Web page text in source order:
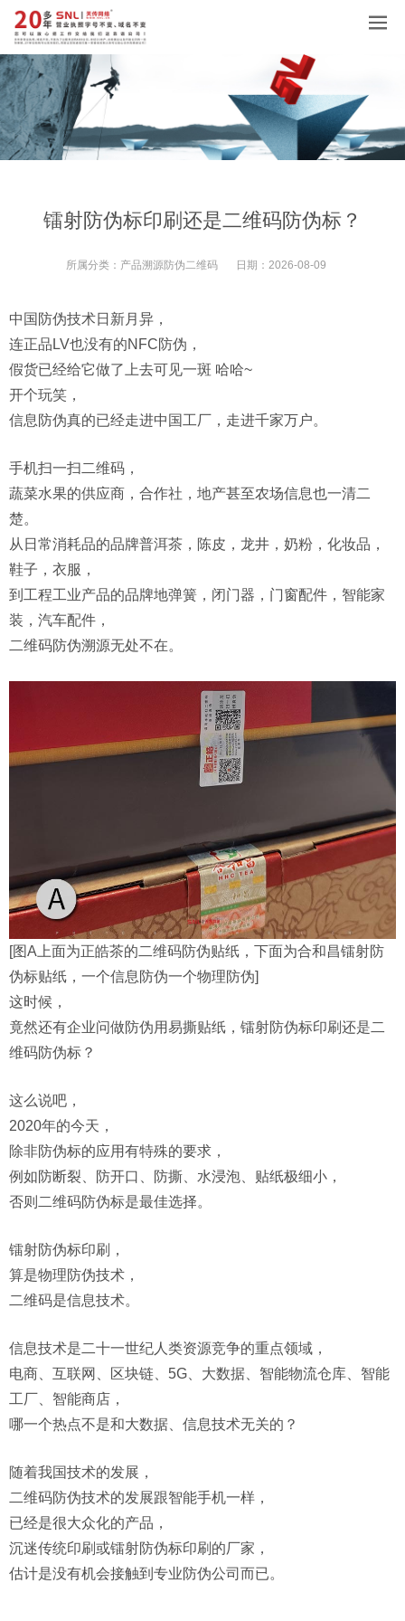
镭射防伪标印刷还是二维码防伪标？
所属分类： 产品溯源防伪二维码 日期： 2026-08-09
中国防伪技术日新月异，
连正品LV也没有的NFC防伪，
假货已经给它做了上去可见一斑 哈哈~
开个玩笑，
信息防伪真的已经走进中国工厂，走进千家万户。
手机扫一扫二维码，
蔬菜水果的供应商，合作社，地产甚至农场信息也一清二
楚。
从日常消耗品的品牌普洱茶，陈皮，龙井，奶粉，化妆品，
鞋子，衣服，
到工程工业产品的品牌地弹簧，闭门器，门窗配件，智能家
装，汽车配件，
二维码防伪溯源无处不在。
[图A上面为正皓茶的二维码防伪贴纸，下面为合和昌镭射防
伪标贴纸，一个信息防伪一个物理防伪]
这时候，
竟然还有企业问做防伪用易撕贴纸，镭射防伪标印刷还是二
维码防伪标？
这么说吧，
2020年的今天，
除非防伪标的应用有特殊的要求，
例如防断裂、防开口、防撕、水浸泡、贴纸极细小，
否则二维码防伪标是最佳选择。
镭射防伪标印刷，
算是物理防伪技术，
二维码是信息技术。
信息技术是二十一世纪人类资源竞争的重点领域，
电商、互联网、区块链、5G、大数据、智能物流仓库、智能
工厂、智能商店，
哪一个热点不是和大数据、信息技术无关的？
随着我国技术的发展，
二维码防伪技术的发展跟智能手机一样，
已经是很大众化的产品，
沉迷传统印刷或镭射防伪标印刷的厂家，
估计是没有机会接触到专业防伪公司而已。